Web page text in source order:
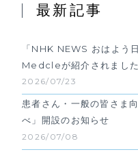
最新記事
2026/07/23
「NHK NEWS おはよう
Medcleが紹介されました
2026/07/08
患者さん・一般の皆さま
べ」開設のお知らせ